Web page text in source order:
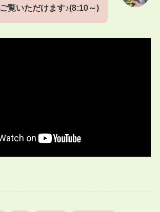
ご覧いただけます♪(8:10～)